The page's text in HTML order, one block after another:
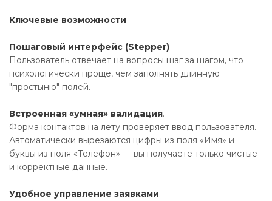
Ключевые возможности
Пошаговый интерфейс (Stepper)
Пользователь отвечает на вопросы шаг за шагом, что
психологически проще, чем заполнять длинную
"простыню" полей.
Встроенная «умная» валидация.
Форма контактов на лету проверяет ввод пользователя.
Автоматически вырезаются цифры из поля «Имя» и
буквы из поля «Телефон» — вы получаете только чистые
и корректные данные.
Удобное управление заявками.